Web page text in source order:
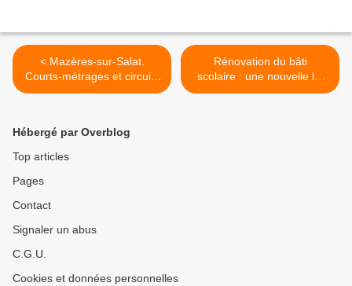
< Mazères-sur-Salat.
Courts-métrages et circuits
courts à l'Usineuse
Rénovation du bâti
scolaire : une nouvelle loi
allège la charge financière
Hébergé par Overblog
Top articles
Pages
Contact
Signaler un abus
C.G.U.
Cookies et données personnelles